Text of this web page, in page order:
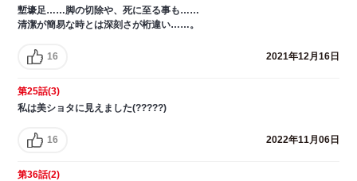
塹壕足……脚の切除や、死に至る事も……
清潔が簡易な時とは深刻さが桁違い……。
16 2021年12月16日
第25話(3)
私は美ショタに見えました(?????)
16 2022年11月06日
第36話(2)